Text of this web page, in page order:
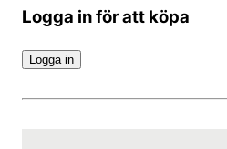
Logga in för att köpa
Logga in